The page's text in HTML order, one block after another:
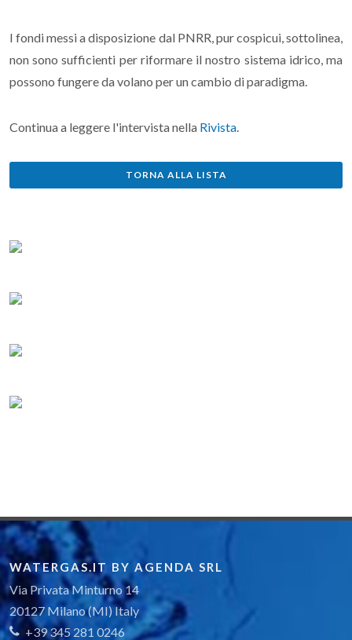
I fondi messi a disposizione dal PNRR, pur cospicui, sottolinea,
non sono sufficienti per riformare il nostro sistema idrico, ma
possono fungere da volano per un cambio di paradigma.
Continua a leggere l'intervista nella Rivista.
TORNA ALLA LISTA
WATERGAS.IT BY AGENDA SRL
Via Privata Minturno 14
20127 Milano (MI) Italy
+39 345 281 0246